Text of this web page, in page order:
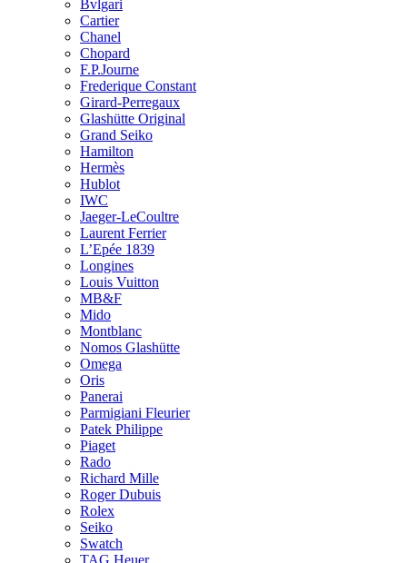
Bvlgari
Cartier
Chanel
Chopard
F.P.Journe
Frederique Constant
Girard-Perregaux
Glashütte Original
Grand Seiko
Hamilton
Hermès
Hublot
IWC
Jaeger-LeCoultre
Laurent Ferrier
L’Epée 1839
Longines
Louis Vuitton
MB&F
Mido
Montblanc
Nomos Glashütte
Omega
Oris
Panerai
Parmigiani Fleurier
Patek Philippe
Piaget
Rado
Richard Mille
Roger Dubuis
Rolex
Seiko
Swatch
TAG Heuer